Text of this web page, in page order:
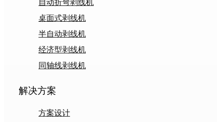
自动折弯剥线机
桌面式剥线机
半自动剥线机
经济型剥线机
同轴线剥线机
解决方案
方案设计